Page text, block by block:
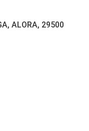
ALORA, 29500